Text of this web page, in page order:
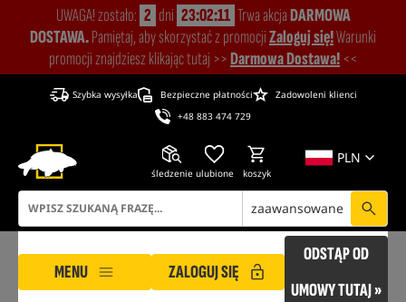
UWAGA! zostało: 2 dni 23:02:10 Trwa akcjaDARMOWA
DOSTAWA.Pamiętaj, aby skorzystać z promocjiZaloguj się!Warunki
promocji znajdziesz klikając tutaj >>Darmowa Dostawa! <<
Szybka wysyłka Bezpieczne płatności
Zadowoleni klienci
+48 883 474 729
PLN
śledzenie ulubione koszyk
zaawansowane
MENU ZALOGUJ SIĘ
ODSTĄP OD
UMOWY TUTAJ »